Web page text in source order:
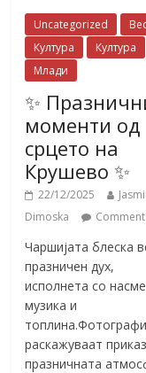
Uncategorized
Култура
Култура
Млади
✨
моменти од
срцето на
Крушево ✨
22/12/2025
Dimoska
Чаршијата блеска
празничен дух,
исполнета со
музика и
раскажуваат
празничната